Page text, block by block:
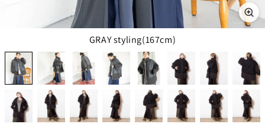
GRAY styling(167cm)